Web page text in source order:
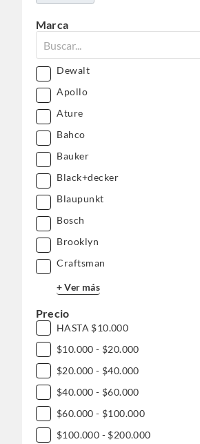
Marca
Dewalt
Apollo
Ature
Bahco
Bauker
Black+decker
Blaupunkt
Bosch
Brooklyn
Craftsman
+ Ver más
Precio
HASTA $10.000
$10.000 - $20.000
$20.000 - $40.000
$40.000 - $60.000
$60.000 - $100.000
$100.000 - $200.000